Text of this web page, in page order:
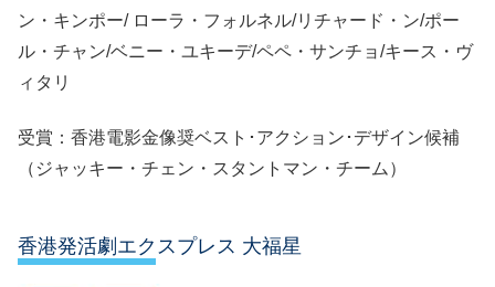
ン・キンポー/ ローラ・フォルネル/リチャード・ン/ポー
ル・チャン/ベニー・ユキーデ/ペペ・サンチョ/キース・ヴ
ィタリ
受賞：香港電影金像奨ベスト･アクション･デザイン候補
（ジャッキー・チェン・スタントマン・チーム）
香港発活劇エクスプレス 大福星